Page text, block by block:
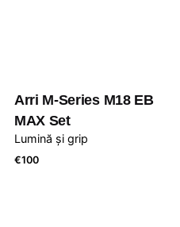
Arri M-Series M18 EB
MAX Set
Lumină și grip
€100